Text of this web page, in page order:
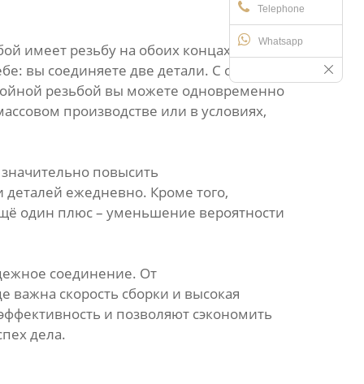
Telephone
Whatsapp
имеет резьбу на обоих концах. Это
вы соединяете две детали. С обычным
резьбой вы можете одновременно
производстве или в условиях,
повысить
деталей ежедневно. Кроме того,
один плюс – уменьшение вероятности
соединение. От
скорость сборки и высокая
и позволяют сэкономить
дела.